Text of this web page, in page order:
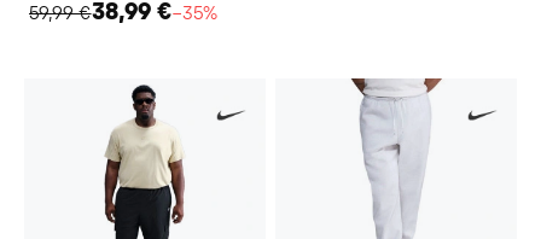
59,99 €38,99 €−35%